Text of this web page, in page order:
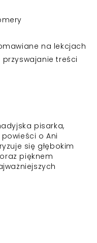
na lekcjach
treści
pisarka,
o Ani
się głębokim
pięknem